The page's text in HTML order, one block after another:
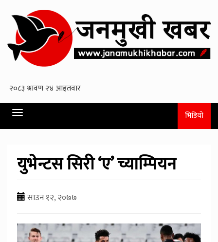
Toggle
navigation
भिडियो
युभेन्टस सिरी ‘ए’ च्याम्पियन
साउन १२, २०७७